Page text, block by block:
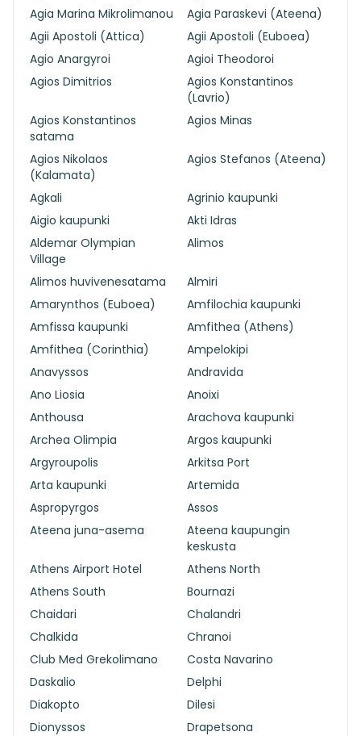
Agia Marina Mikrolimanou
Agia Paraskevi (Ateena)
Agii Apostoli (Attica)
Agii Apostoli (Euboea)
Agio Anargyroi
Agioi Theodoroi
Agios Dimitrios
Agios Konstantinos
(Lavrio)
Agios Konstantinos
satama
Agios Minas
Agios Nikolaos
(Kalamata)
Agios Stefanos (Ateena)
Agkali
Agrinio kaupunki
Aigio kaupunki
Akti Idras
Aldemar Olympian
Village
Alimos
Alimos huvivenesatama
Almiri
Amarynthos (Euboea)
Amfilochia kaupunki
Amfissa kaupunki
Amfithea (Athens)
Amfithea (Corinthia)
Ampelokipi
Anavyssos
Andravida
Ano Liosia
Anoixi
Anthousa
Arachova kaupunki
Archea Olimpia
Argos kaupunki
Argyroupolis
Arkitsa Port
Arta kaupunki
Artemida
Aspropyrgos
Assos
Ateena juna-asema
Ateena kaupungin
keskusta
Athens Airport Hotel
Athens North
Athens South
Bournazi
Chaidari
Chalandri
Chalkida
Chranoi
Club Med Grekolimano
Costa Navarino
Daskalio
Delphi
Diakopto
Dilesi
Dionyssos
Drapetsona